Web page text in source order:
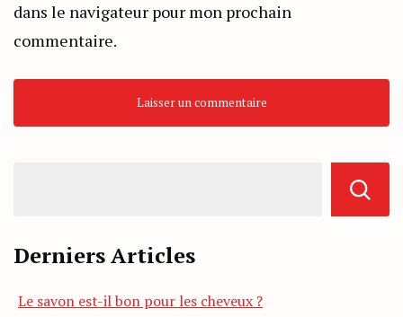
dans le navigateur pour mon prochain
commentaire.
Derniers Articles
Le savon est-il bon pour les cheveux ?